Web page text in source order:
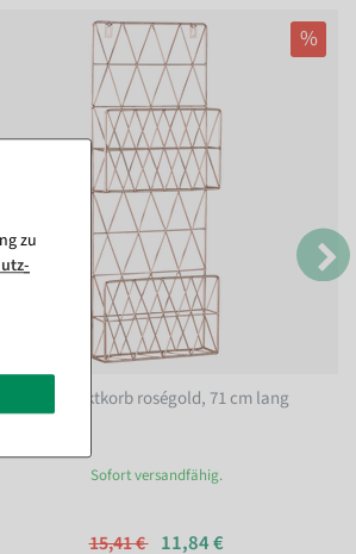
%
Wand-Prospektkorb roségold, 71 cm lang
Sofort versandfähig.
15,41 € 11,84 €
zu